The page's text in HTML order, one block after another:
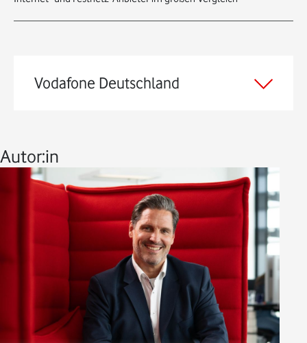
Vodafone Deutschland
Autor:in